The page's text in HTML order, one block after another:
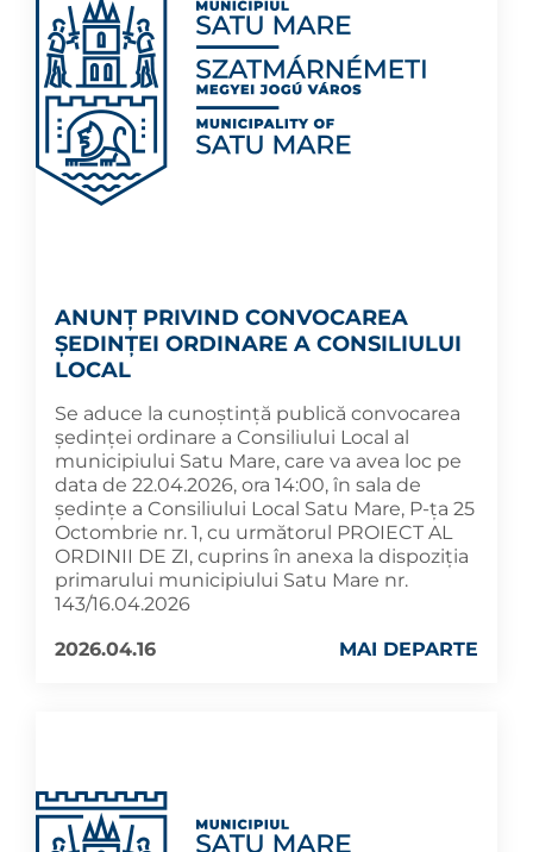
ANUNȚ PRIVIND CONVOCAREA
ȘEDINȚEI ORDINARE A CONSILIULUI
LOCAL
Se aduce la cunoștință publică convocarea
ședinței ordinare a Consiliului Local al
municipiului Satu Mare, care va avea loc pe
data de 22.04.2026, ora 14:00, în sala de
ședințe a Consiliului Local Satu Mare, P-ța 25
Octombrie nr. 1, cu următorul PROIECT AL
ORDINII DE ZI, cuprins în anexa la dispoziția
primarului municipiului Satu Mare nr.
143/16.04.2026
2026.04.16
MAI DEPARTE